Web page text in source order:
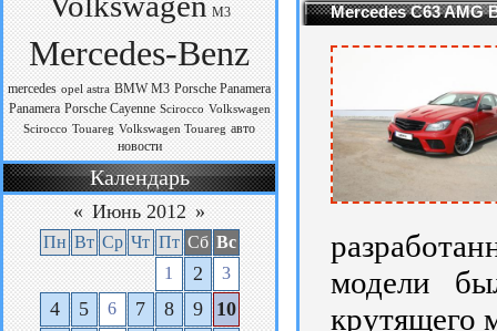
M3
Mercedes-Benz
mercedes opel astra BMW M3 Porsche Panamera
Panamera Porsche Cayenne Scirocco Volkswagen
Scirocco Touareg Volkswagen Touareg авто
новости
Календарь
« Июнь 2012 »
Пн Вт Ср Чт Пт Сб Вс
1
2 3
4 5 6 7 8 9
10
Mercedes C63 AMG
модели
крутящего